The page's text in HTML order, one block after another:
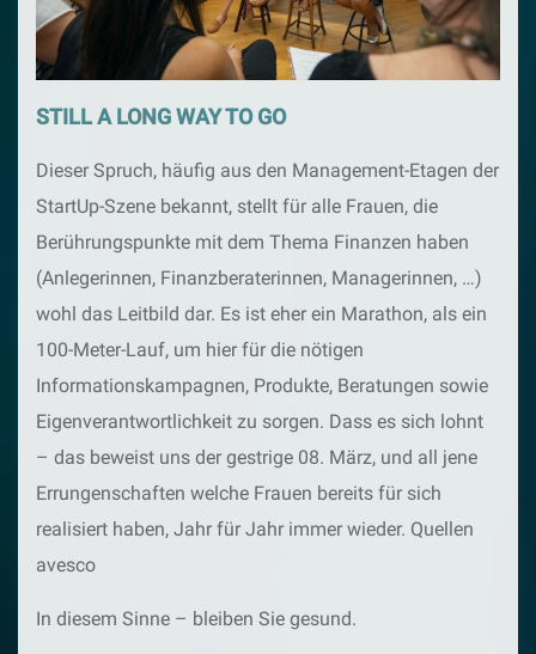
STILL A LONG WAY TO GO
Dieser Spruch, häufig aus den Management-Etagen der
StartUp-Szene bekannt, stellt für alle Frauen, die
Berührungspunkte mit dem Thema Finanzen haben
(Anlegerinnen, Finanzberaterinnen, Managerinnen, …)
wohl das Leitbild dar. Es ist eher ein Marathon, als ein
100-Meter-Lauf, um hier für die nötigen
Informationskampagnen, Produkte, Beratungen sowie
Eigenverantwortlichkeit zu sorgen. Dass es sich lohnt
– das beweist uns der gestrige 08. März, und all jene
Errungenschaften welche Frauen bereits für sich
realisiert haben, Jahr für Jahr immer wieder. Quellen
avesco
In diesem Sinne – bleiben Sie gesund.